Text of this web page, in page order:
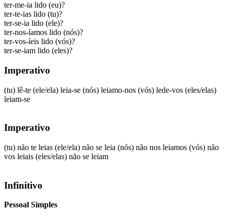
ter-me-ia lido (eu)?
ter-te-ias lido (tu)?
ter-se-ia lido (ele)?
ter-nos-íamos lido (nós)?
ter-vos-íeis lido (vós)?
ter-se-iam lido (eles)?
Imperativo
(tu) lê-te (ele/ela) leia-se (nós) leiamo-nos (vós) lede-vos (eles/elas)
leiam-se
Imperativo
(tu) não te leias (ele/ela) não se leia (nós) não nos leiamos (vós) não
vos leiais (eles/elas) não se leiam
Infinitivo
Pessoal Simples